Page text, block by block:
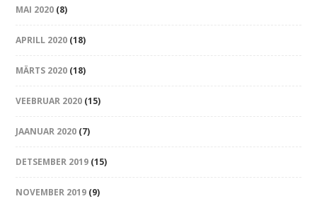
MAI 2020 (8)
APRILL 2020 (18)
MÄRTS 2020 (18)
VEEBRUAR 2020 (15)
JAANUAR 2020 (7)
DETSEMBER 2019 (15)
NOVEMBER 2019 (9)